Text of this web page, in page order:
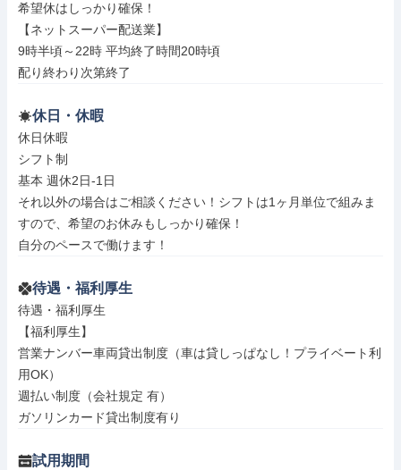
希望休はしっかり確保！
【ネットスーパー配送業】
9時半頃～22時 平均終了時間20時頃
配り終わり次第終了
休日・休暇
休日休暇
シフト制
基本 週休2日-1日
それ以外の場合はご相談ください！シフトは1ヶ月単位で組みま
すので、希望のお休みもしっかり確保！
自分のペースで働けます！
待遇・福利厚生
待遇・福利厚生
【福利厚生】
営業ナンバー車両貸出制度（車は貸しっぱなし！プライベート利
用OK）
週払い制度（会社規定 有）
ガソリンカード貸出制度有り
試用期間